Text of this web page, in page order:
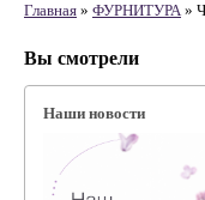
Главная » ФУРНИТУРА»
Вы смотрели
Наши новости